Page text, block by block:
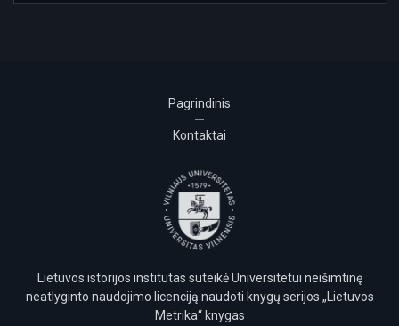
Pagrindinis
Kontaktai
Lietuvos istorijos institutas suteikė Universitetui neišimtinę
neatlyginto naudojimo licenciją naudoti knygų serijos „Lietuvos
Metrika“ knygas